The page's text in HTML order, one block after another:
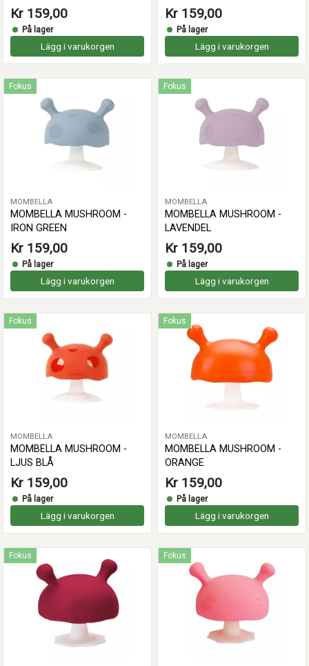
Kr 159,00
På lager
Lägg i varukorgen
Kr 159,00
På lager
Lägg i varukorgen
Fokus
MOMBELLA
MOMBELLA MUSHROOM -
IRON GREEN
Kr 159,00
På lager
Lägg i varukorgen
Fokus
MOMBELLA
MOMBELLA MUSHROOM -
LAVENDEL
Kr 159,00
På lager
Lägg i varukorgen
Fokus
MOMBELLA
MOMBELLA MUSHROOM -
LJUS BLÅ
Kr 159,00
På lager
Lägg i varukorgen
Fokus
MOMBELLA
MOMBELLA MUSHROOM -
ORANGE
Kr 159,00
På lager
Lägg i varukorgen
Fokus Fokus